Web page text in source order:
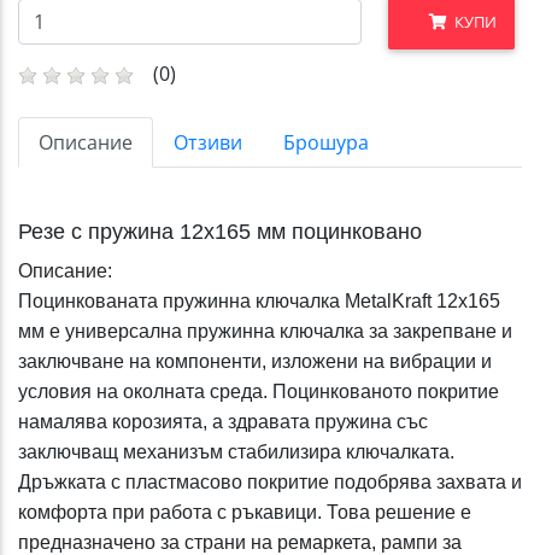
КУПИ
(0)
Описание Отзиви Брошура
Резе с пружина 12x165 мм поцинковано
Описание:
Поцинкованата пружинна ключалка MetalKraft 12x165
мм е универсална пружинна ключалка за закрепване и
заключване на компоненти, изложени на вибрации и
условия на околната среда. Поцинкованото покритие
намалява корозията, а здравата пружина със
заключващ механизъм стабилизира ключалката.
Дръжката с пластмасово покритие подобрява захвата и
комфорта при работа с ръкавици. Това решение е
предназначено за страни на ремаркета, рампи за